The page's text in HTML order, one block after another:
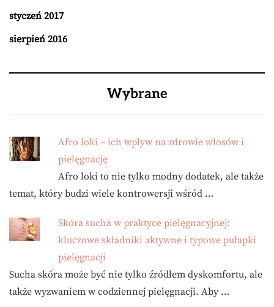
styczeń 2017
sierpień 2016
Wybrane
Afro loki – ich wpływ na zdrowie włosów i
pielęgnację
Afro loki to nie tylko modny dodatek, ale także
temat, który budzi wiele kontrowersji wśród …
Skóra sucha w praktyce pielęgnacyjnej:
kluczowe składniki aktywne i typowe pułapki
pielęgnacji
Sucha skóra może być nie tylko źródłem dyskomfortu, ale
także wyzwaniem w codziennej pielęgnacji. Aby …